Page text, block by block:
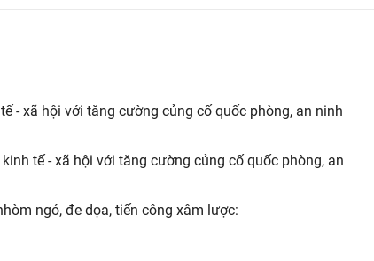
- xã hội với tăng cường củng cố quốc phòng, an ninh
tế - xã hội với tăng cường củng cố quốc phòng, an
ngó, đe dọa, tiến công xâm lược: